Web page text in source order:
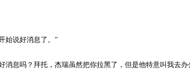
始说好消息了。”
消息吗？拜托，杰瑞虽然把你拉黑了，但是他特意叫我去